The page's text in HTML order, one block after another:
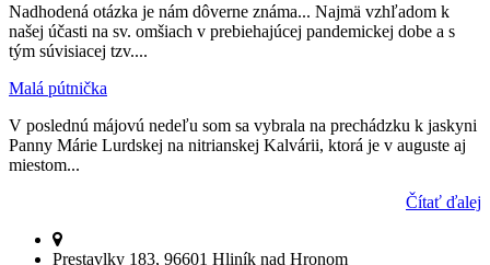
Nadhodená otázka je nám dôverne známa... Najmä vzhľadom k
našej účasti na sv. omšiach v prebiehajúcej pandemickej dobe a s
tým súvisiacej tzv....
Malá pútnička
V poslednú májovú nedeľu som sa vybrala na prechádzku k jaskyni
Panny Márie Lurdskej na nitrianskej Kalvárii, ktorá je v auguste aj
miestom...
Čítať ďalej
Prestavlky 183, 96601 Hliník nad Hronom